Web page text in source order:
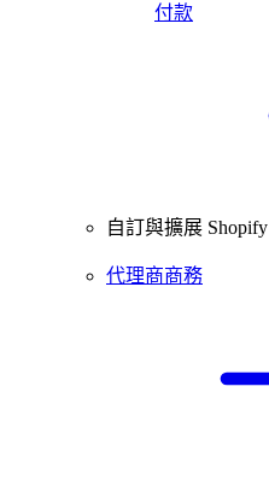
付款
自訂與擴展 Shopify
代理商商務